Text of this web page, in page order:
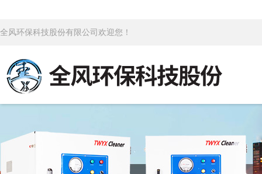
全风环保科技股份有限公司欢迎您！